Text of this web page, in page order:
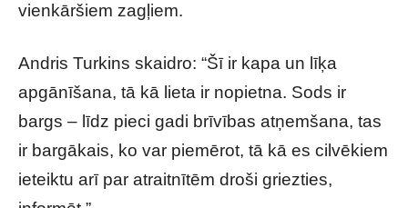
vienkāršiem zagļiem.
Andris Turkins skaidro: “Šī ir kapa un līķa
apgānīšana, tā kā lieta ir nopietna. Sods ir
bargs – līdz pieci gadi brīvības atņemšana, tas
ir bargākais, ko var piemērot, tā kā es cilvēkiem
ieteiktu arī par atraitnītēm droši griezties,